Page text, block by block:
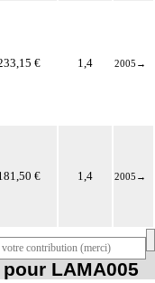
€ 1,4 2005 →
€ 1,4 2005 →
LAMA005